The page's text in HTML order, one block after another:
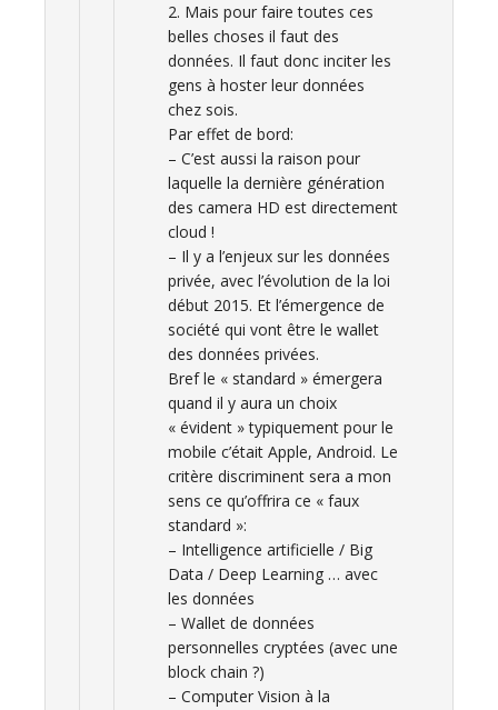
2. Mais pour faire toutes ces
belles choses il faut des
données. Il faut donc inciter les
gens à hoster leur données
chez sois.
Par effet de bord:
– C’est aussi la raison pour
laquelle la dernière génération
des camera HD est directement
cloud !
– Il y a l’enjeux sur les données
privée, avec l’évolution de la loi
début 2015. Et l’émergence de
société qui vont être le wallet
des données privées.
Bref le « standard » émergera
quand il y aura un choix
« évident » typiquement pour le
mobile c’était Apple, Android. Le
critère discriminent sera a mon
sens ce qu’offrira ce « faux
standard »:
– Intelligence artificielle / Big
Data / Deep Learning … avec
les données
– Wallet de données
personnelles cryptées (avec une
block chain ?)
– Computer Vision à la